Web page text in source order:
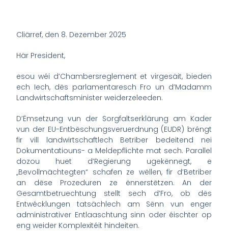
Cliärref, den 8. Dezember 2025
Här President,
esou wéi d’Chambersreglement et virgesäit, bieden
ech Iech, dës parlamentaresch Fro un d’Madamm
Landwirtschaftsminister weiderzeleeden.
D’Ëmsetzung vun der Sorgfaltserklärung am Kader
vun der EU-Entbëschungsveruerdnung (EUDR) bréngt
fir vill landwirtschaftlech Betriber bedeitend nei
Dokumentatiouns- a Meldepflichte mat sech. Parallel
dozou huet d’Regierung ugekënnegt, e
„Bevollmächtegten“ schafen ze wëllen, fir d’Betriber
an dëse Prozeduren ze ënnerstëtzen. An der
Gesamtbetruechtung stellt sech d’Fro, ob dës
Entwécklungen tatsächlech am Sënn vun enger
administrativer Entlaaschtung sinn oder éischter op
eng weider Komplexitéit hindeiten.